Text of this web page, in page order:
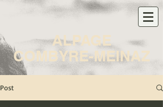
ALPAGE
COMBYRE-MEINAZ
Post